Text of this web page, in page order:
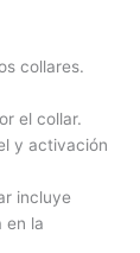
collares.
el collar.
y activación
incluye
en la